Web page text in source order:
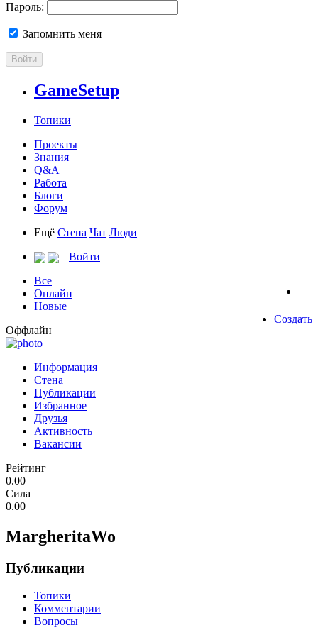
Пароль:
Запомнить меня
Войти
GameSetup
Топики
Проекты
Знания
Q&A
Работа
Блоги
Форум
Ещё Стена Чат Люди
Войти
Все
Онлайн
Новые
Создать
Оффлайн
Информация
Стена
Публикации
Избранное
Друзья
Активность
Вакансии
Рейтинг
0.00
Сила
0.00
MargheritaWo
Публикации
Топики
Комментарии
Вопросы